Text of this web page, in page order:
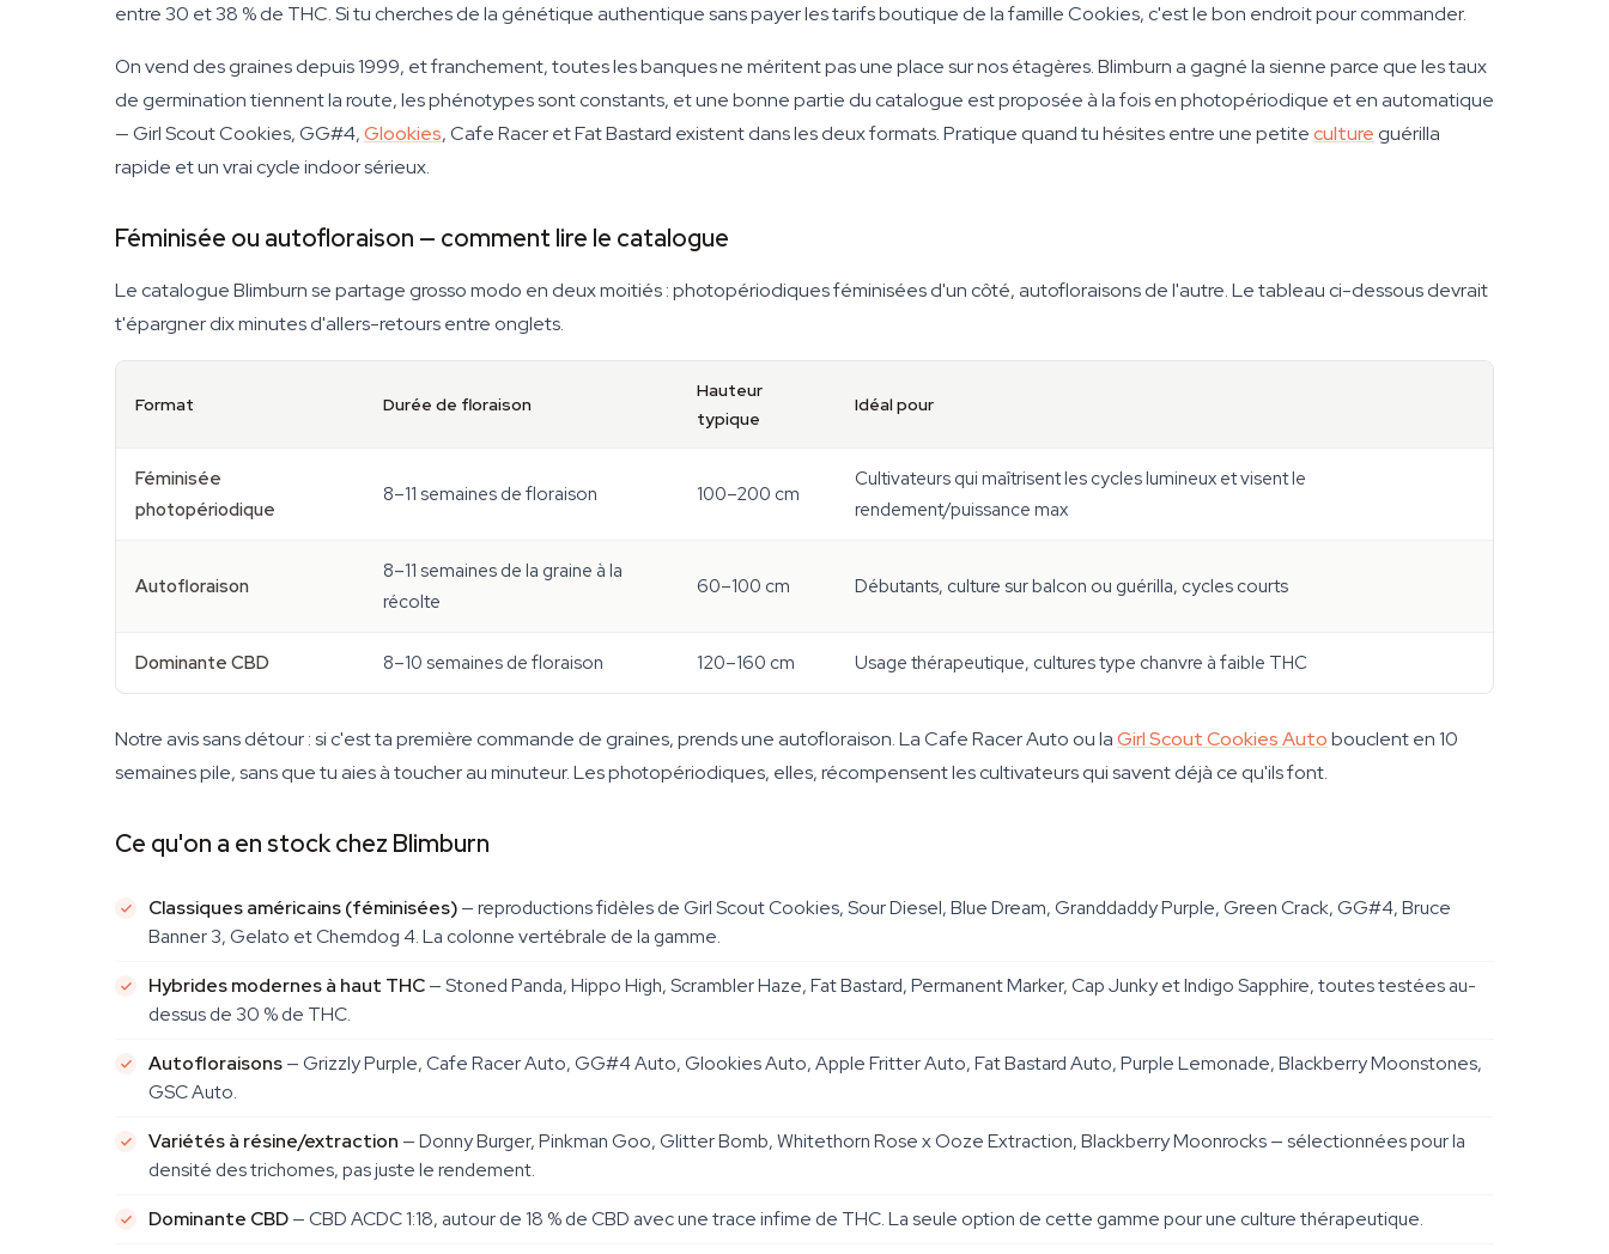
entre 30 et 38 % de THC. Si tu cherches de la génétique authentique sans payer les tarifs boutique de la famille Cookies, c'est le bon endroit pour commander.
On vend des graines depuis 1999, et franchement, toutes les banques ne méritent pas une place sur nos étagères. Blimburn a gagné la sienne parce que les taux
de germination tiennent la route, les phénotypes sont constants, et une bonne partie du catalogue est proposée à la fois en photopériodique et en automatique
— Girl Scout Cookies, GG#4,Glookies, Cafe Racer et Fat Bastard existent dans les deux formats. Pratique quand tu hésites entre une petiteculture guérilla
rapide et un vrai cycle indoor sérieux.
Féminisée ou autofloraison — comment lire le catalogue
Le catalogue Blimburn se partage grosso modo en deux moitiés : photopériodiques féminisées d'un côté, autofloraisons de l'autre. Le tableau ci-dessous devrait
t'épargner dix minutes d'allers-retours entre onglets.
Format Durée de floraison
Hauteur
typique
Idéal pour
Féminisée
photopériodique
8–11 semaines de floraison 100–200 cm
Cultivateurs qui maîtrisent les cycles lumineux et visent le
rendement/puissance max
Autofloraison
8–11 semaines de la graine à la
récolte
60–100 cm Débutants, culture sur balcon ou guérilla, cycles courts
Dominante CBD 8–10 semaines de floraison 120–160 cm Usage thérapeutique, cultures type chanvre à faible THC
Notre avis sans détour : si c'est ta première commande de graines, prends une autofloraison. La Cafe Racer Auto ou laGirl Scout Cookies Autobouclent en 10
semaines pile, sans que tu aies à toucher au minuteur. Les photopériodiques, elles, récompensent les cultivateurs qui savent déjà ce qu'ils font.
Ce qu'on a en stock chez Blimburn
Classiques américains (féminisées)— reproductions fidèles de Girl Scout Cookies, Sour Diesel, Blue Dream, Granddaddy Purple, Green Crack, GG#4, Bruce
Banner 3, Gelato et Chemdog 4. La colonne vertébrale de la gamme.
Hybrides modernes à haut THC— Stoned Panda, Hippo High, Scrambler Haze, Fat Bastard, Permanent Marker, Cap Junky et Indigo Sapphire, toutes testées au-
dessus de 30 % de THC.
Autofloraisons— Grizzly Purple, Cafe Racer Auto, GG#4 Auto, Glookies Auto, Apple Fritter Auto, Fat Bastard Auto, Purple Lemonade, Blackberry Moonstones,
GSC Auto.
Variétés à résine/extraction — Donny Burger, Pinkman Goo, Glitter Bomb, Whitethorn Rose x Ooze Extraction, Blackberry Moonrocks — sélectionnées pour la
densité des trichomes, pas juste le rendement.
Dominante CBD— CBD ACDC 1:18, autour de 18 % de CBD avec une trace infime de THC. La seule option de cette gamme pour une culture thérapeutique.